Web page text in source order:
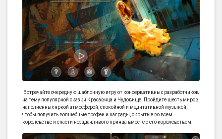
БИЗНЕС
ТРИ-В-РЯД
СТРАТЕГИИ
СТРЕЛЯЛКИ
КВЕСТ
НОВОСТИ
Встречайте очередную шаблонную игру от консервативных разработчиков
на тему популярной сказки Красавица и Чудовище. Пройдите шесть миров
наполненных яркой атмосферой, спокойной и медитативной музыкой,
чтобы получить волшебные трофеи и награды, скрытые во всем
королевстве и спасти незадачливого принца вместе с его королевством.